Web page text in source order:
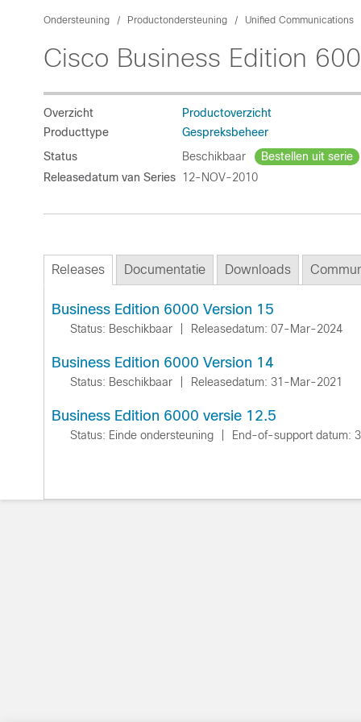
Ondersteuning Productondersteuning Unified Communications
Cisco Business Edition
Overzicht
Productoverzicht
Producttype
Gespreksbeheer
Status
Beschikbaar
Bestellen uit serie
Releasedatum van Series
12-NOV-2010
Releases Documentatie Downloads
Business Edition 6000 Version 15
Status: Beschikbaar Releasedatum: 07-Mar-2024
Business Edition 6000 Version 14
Status: Beschikbaar Releasedatum: 31-Mar-2021
Business Edition 6000 versie 12.5
Status: Einde ondersteuning End-of-support datum: